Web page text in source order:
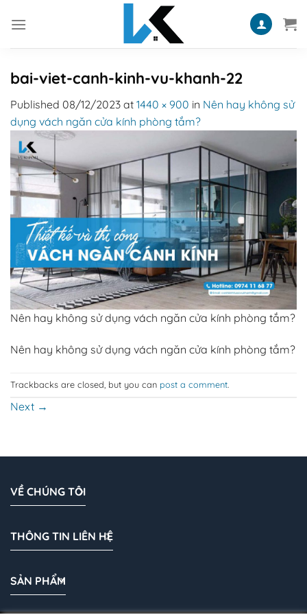
bai-viet-canh-kinh-vu-khanh-22
Published 08/12/2023 at 1440 × 900 in Nên hay không sử
dụng vách ngăn cửa kính phòng tắm?
Nên hay không sử dụng vách ngăn cửa kính phòng tắm?
Nên hay không sử dụng vách ngăn cửa kính phòng tắm?
Trackbacks are closed, but you can post a comment.
Next →
VỀ CHÚNG TÔI
THÔNG TIN LIÊN HỆ
SẢN PHẨM